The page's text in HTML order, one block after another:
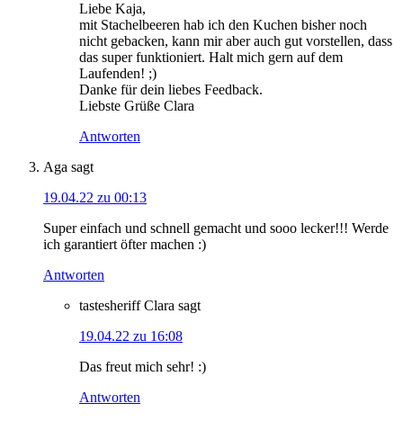
Liebe Kaja,
mit Stachelbeeren hab ich den Kuchen bisher noch
nicht gebacken, kann mir aber auch gut vorstellen, dass
das super funktioniert. Halt mich gern auf dem
Laufenden! ;)
Danke für dein liebes Feedback.
Liebste Grüße Clara
Antworten
Aga sagt
19.04.22 zu 00:13
Super einfach und schnell gemacht und sooo lecker!!! Werde
ich garantiert öfter machen :)
Antworten
tastesheriff Clara sagt
19.04.22 zu 16:08
Das freut mich sehr! :)
Antworten